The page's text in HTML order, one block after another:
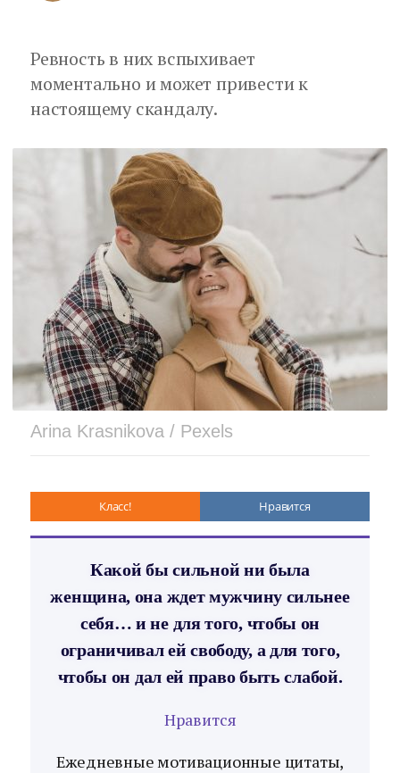
Ревность в них вспыхивает
моментально и может привести к
настоящему скандалу.
Arina Krasnikova / Pexels
Класс! Нравится
Какой бы сильной ни была
женщина, она ждет мужчину сильнее
себя… и не для того, чтобы он
ограничивал ей свободу, а для того,
чтобы он дал ей право быть слабой.
Нравится
Ежедневные мотивационные цитаты,